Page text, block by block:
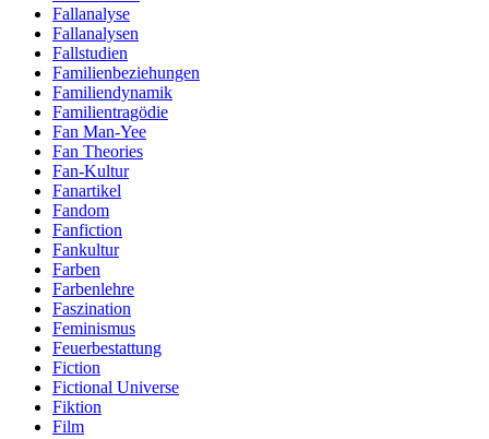
Fallanalyse
Fallanalysen
Fallstudien
Familienbeziehungen
Familiendynamik
Familientragödie
Fan Man-Yee
Fan Theories
Fan-Kultur
Fanartikel
Fandom
Fanfiction
Fankultur
Farben
Farbenlehre
Faszination
Feminismus
Feuerbestattung
Fiction
Fictional Universe
Fiktion
Film